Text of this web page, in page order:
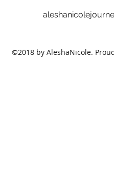
©2018 by AleshaNicole.